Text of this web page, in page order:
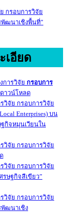
กรอบการวิจัย
ฒนาเชิงพื้นที่”
เอียด
การวิจัย กรอบการ
ดาวน์โหลด
วิจัย กรอบการวิจัย
Enterprises) บน
กิจหมุนเวียนใน
วิจัย กรอบการวิจัย
วิจัย กรอบการวิจัย
ษฐกิจสีเขียว”
วิจัย กรอบการวิจัย
พัฒนาเชิง